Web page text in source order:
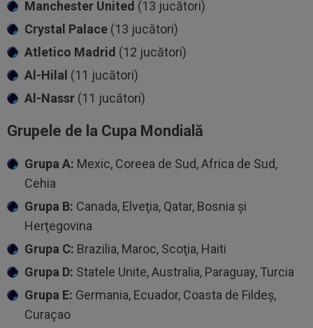
Manchester United (13 jucători)
Crystal Palace (13 jucători)
Atletico Madrid (12 jucători)
Al-Hilal (11 jucători)
Al-Nassr (11 jucători)
Grupele de la Cupa Mondială
Grupa A: Mexic, Coreea de Sud, Africa de Sud,
Cehia
Grupa B: Canada, Elveţia, Qatar, Bosnia şi
Herţegovina
Grupa C: Brazilia, Maroc, Scoţia, Haiti
Grupa D: Statele Unite, Australia, Paraguay, Turcia
Grupa E: Germania, Ecuador, Coasta de Fildeş,
Curaçao